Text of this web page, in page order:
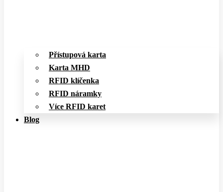
Přístupová karta
Karta MHD
RFID klíčenka
RFID náramky
Více RFID karet
Blog